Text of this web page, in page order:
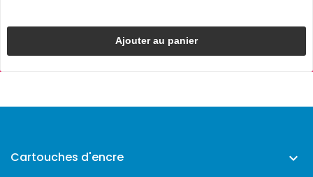
Ajouter au panier
Cartouches d'encre 